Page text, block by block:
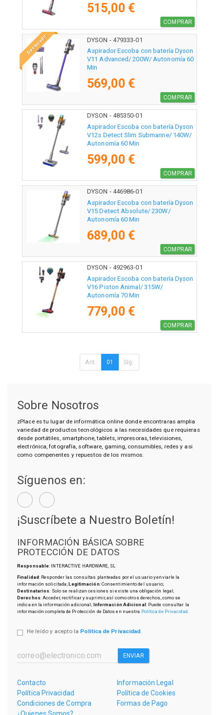
515,00 €
COMPRAR
Destacado
DYSON - 479333-01
Aspirador Escoba con batería Dyson
V11 Advanced/ 200W/ Autonomía 60
Min
569,00 €
COMPRAR
DYSON - 485350-01
Aspirador Escoba con batería Dyson
V12s Detect Slim Submarine/ 140W/
Autonomía 60 Min
599,00 €
COMPRAR
DYSON - 446986-01
Aspirador Escoba con batería Dyson
V15 Detect Absolute/ 230W/
Autonomía 60 Min
689,00 €
COMPRAR
DYSON - 492963-01
Aspirador Escoba con batería Dyson
V16 Piston Animal/ 315W/
Autonomía 70 Min
779,00 €
COMPRAR
Ant. 01 Sig.
Sobre Nosotros
zPlace es tu lugar de informática online donde encontraras amplia
variedad de productos tecnológicos a las necesidades que requieras
desde portátiles, smartphone, tablets, impresoras, televisiones,
electrónica, fotografía, software, gaming, consumibles, redes y asi
como compenentes y repuestos de los mismos.
Síguenos en:
¡Suscríbete a Nuestro Boletín!
INFORMACIÓN BÁSICA SOBRE
PROTECCIÓN DE DATOS
Responsable: INTERACTIVE HARDWARE, SL
Finalidad: Responder las consultas planteadas por el usuario y enviarle la
información solicitada; Legitimación: Consentimiento del usuario;
Destinatarios: Solo se realizan cesiones si existe una obligación legal;
Derechos: Acceder, rectificar y suprimir, así como otros derechos, como se
indica en la información adicional; Información Adicional : Puede consultar la
información completa de Protección de Datos en nuestra Política de Privacidad.
He leído y acepto la Política de Privacidad
ENVIAR
Contacto
Información Legal
Política Privacidad
Política de Cookies
Condiciones de Compra
Formas de Pago
¿Quienes Somos?